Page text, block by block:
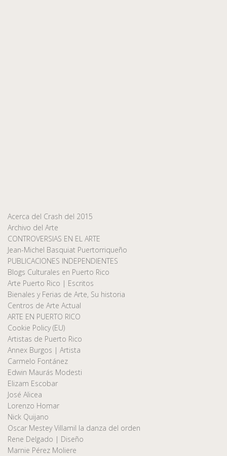
Acerca del Crash del 2015
Archivo del Arte
CONTROVERSIAS EN EL ARTE
Jean-Michel Basquiat Puertorriqueño
PUBLICACIONES INDEPENDIENTES
Blogs Culturales en Puerto Rico
Arte Puerto Rico | Escritos
Bienales y Ferias de Arte, Su historia
Centros de Arte Actual
ARTE EN PUERTO RICO
Cookie Policy (EU)
Artistas de Puerto Rico
Annex Burgos | Artista
Carmelo Fontánez
Edwin Maurás Modesti
Elizam Escobar
José Alicea
Lorenzo Homar
Nick Quijano
Oscar Mestey Villamil la danza del orden
Rene Delgado | Diseño
Marnie Pérez Moliere